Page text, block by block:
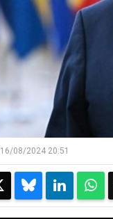
16/08/2024 20:51